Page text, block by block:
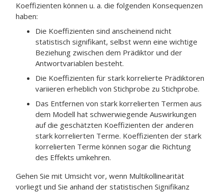
Koeffizienten können u. a. die folgenden Konsequenzen
haben:
Die Koeffizienten sind anscheinend nicht
statistisch signifikant, selbst wenn eine wichtige
Beziehung zwischen dem Prädiktor und der
Antwortvariablen besteht.
Die Koeffizienten für stark korrelierte Prädiktoren
variieren erheblich von Stichprobe zu Stichprobe.
Das Entfernen von stark korrelierten Termen aus
dem Modell hat schwerwiegende Auswirkungen
auf die geschätzten Koeffizienten der anderen
stark korrelierten Terme. Koeffizienten der stark
korrelierten Terme können sogar die Richtung
des Effekts umkehren.
Gehen Sie mit Umsicht vor, wenn Multikollinearität
vorliegt und Sie anhand der statistischen Signifikanz